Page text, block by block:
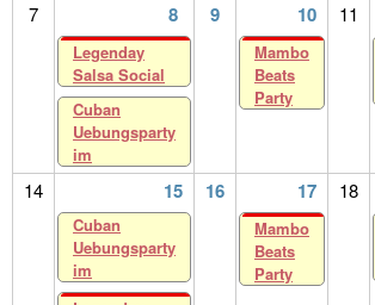
7 8 9 10 11
Legenday
Salsa Social
Cuban
Uebungsparty
im
Mambo
Beats
Party
14 15 16 17 18
Cuban
Uebungsparty
im
Mambo
Beats
Party